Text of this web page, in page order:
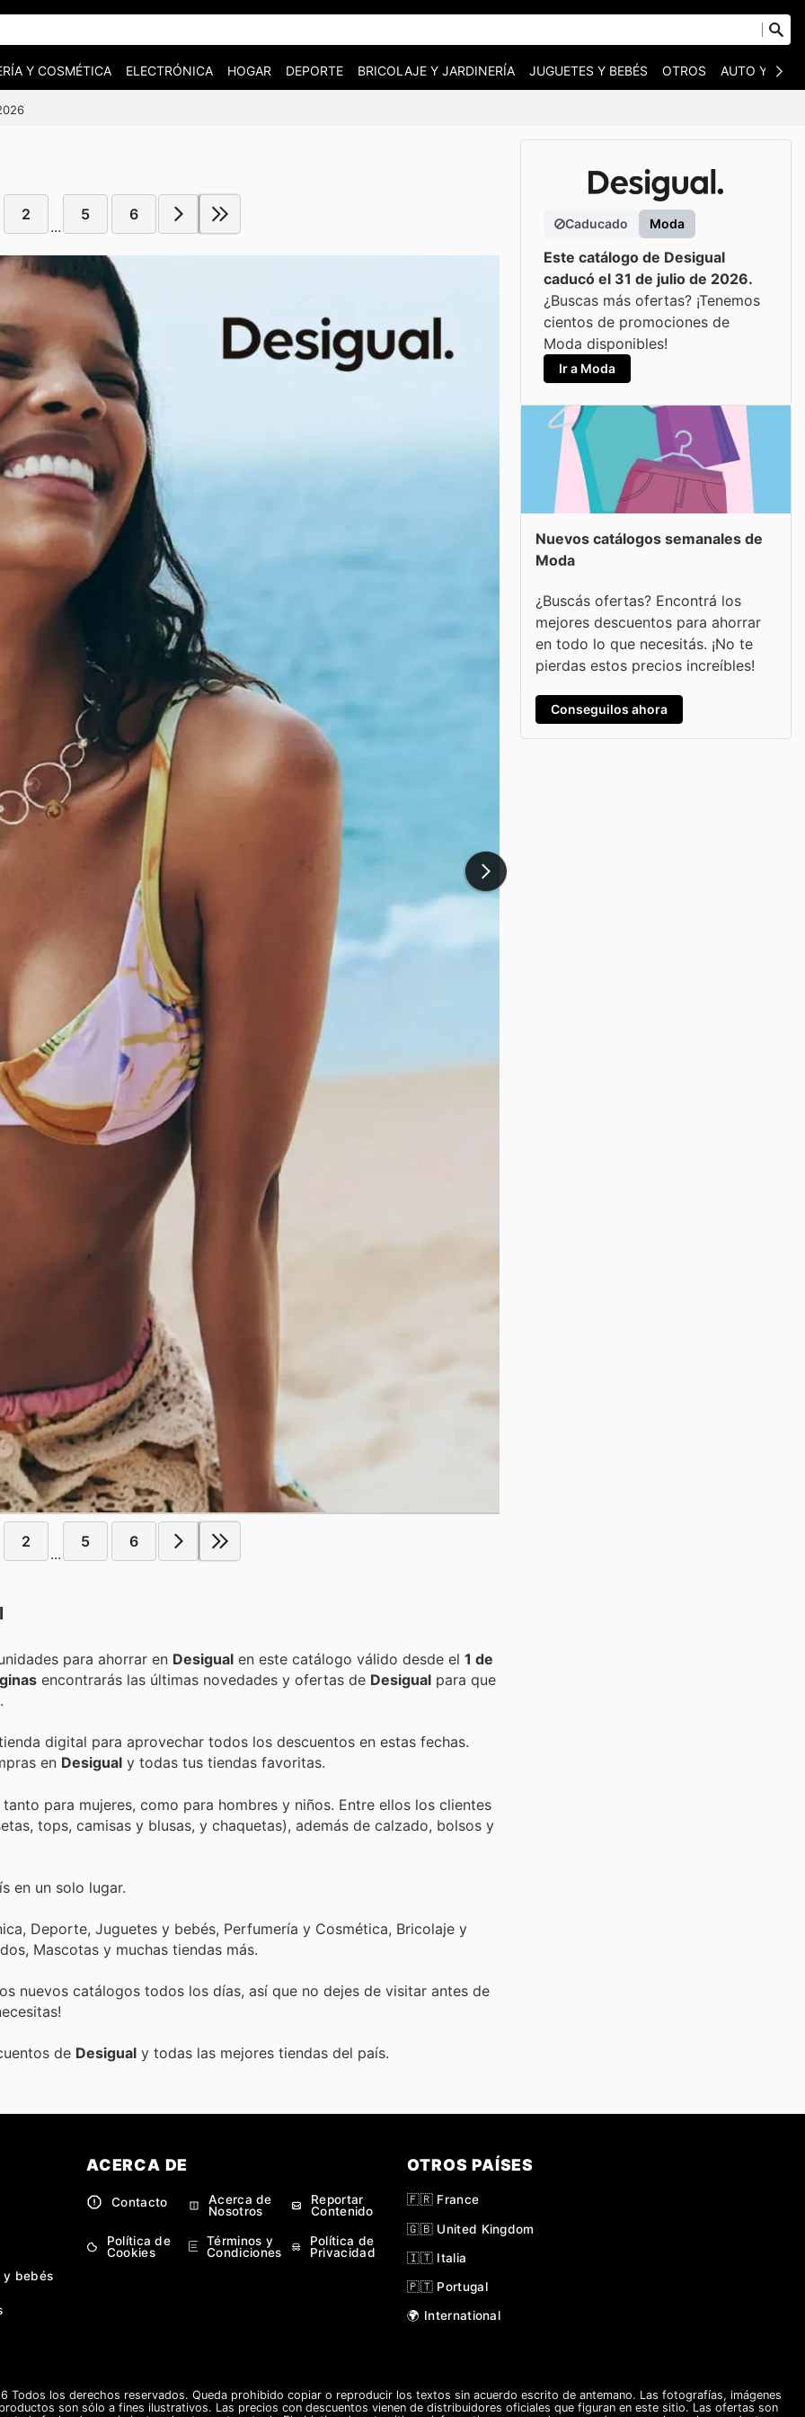
Y COSMÉTICA ELECTRÓNICA HOGAR DEPORTE BRICOLAJE Y JARDINERÍA JUGUETES Y BEBÉS OTROS AUTO Y
2
...
5 6
2
...
5 6
Encuentra las mejores promociones, descuentos y oportunidades para ahorrar en Desigual en este catálogo válido desde el 1 de
encontrarás las últimas novedades y ofertas de Desigual para que
digital para aprovechar todos los descuentos en estas fechas.
en Desigual y todas tus tiendas favoritas.
para mujeres, como para hombres y niños. Entre ellos los clientes
tops, camisas y blusas, y chaquetas), además de calzado, bolsos y
en un solo lugar.
Deporte, Juguetes y bebés, Perfumería y Cosmética, Bricolaje y
Mascotas y muchas tiendas más.
nuevos catálogos todos los días, así que no dejes de visitar antes de
de Desigual y todas las mejores tiendas del país.
Caducado Moda
Este catálogo de Desigual
caducó el 31 de julio de 2026.
¿Buscas más ofertas? ¡Tenemos
cientos de promociones de
Moda disponibles!
Ir a Moda
Nuevos catálogos semanales de
Moda
¿Buscás ofertas? Encontrá los
mejores descuentos para ahorrar
en todo lo que necesitás. ¡No te
pierdas estos precios increíbles!
Conseguilos ahora
y bebés
ACERCA DE
Contacto
Acerca de
Nosotros
Reportar
Contenido
Política de
Cookies
Términos y
Condiciones
Política de
Privacidad
OTROS PAÍSES
🇫🇷 France
🇬🇧 United Kingdom
🇮🇹 Italia
🇵🇹 Portugal
🌍 International
Todos los derechos reservados. Queda prohibido copiar o reproducir los textos sin acuerdo escrito de antemano. Las fotografías, imágenes
son sólo a fines ilustrativos. Las precios con descuentos vienen de distribuidores oficiales que figuran en este sitio. Las ofertas son